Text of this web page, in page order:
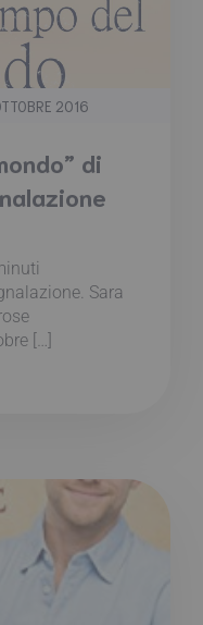
2016
di
Sara
[…]